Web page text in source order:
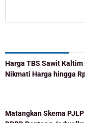
Harga TBS Sawit
Nikmati Harga hingga
Matangkan Skema